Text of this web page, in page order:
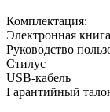
Комплектация:
Электронная
Руководство
Стилус
USB-кабель
Гарантийный